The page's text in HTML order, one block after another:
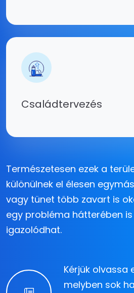
Családtervezés
Természetesen ezek a
különülnek el élesen
vagy tünet több zavart is
egy probléma hátterében
igazolódhat.
Kérjük olvassa
melyben sok